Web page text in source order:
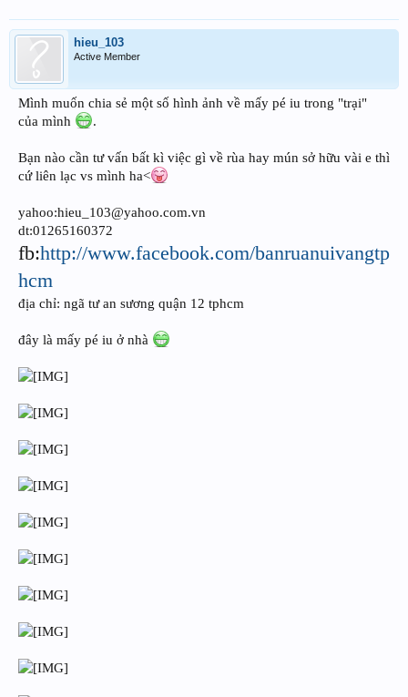
hieu_103
Active Member
Mình muốn chia sẻ một số hình ảnh về mấy pé iu trong "trại"
của mình
.
Bạn nào cần tư vấn bất kì việc gì về rùa hay mún sở hữu vài e thì
cứ liên lạc vs mình ha<
yahoo:hieu_103@yahoo.com.vn
dt:01265160372
fb:http://www.facebook.com/banruanuivangtp
hcm
địa chỉ: ngã tư an sương quận 12 tphcm
đây là mấy pé iu ở nhà